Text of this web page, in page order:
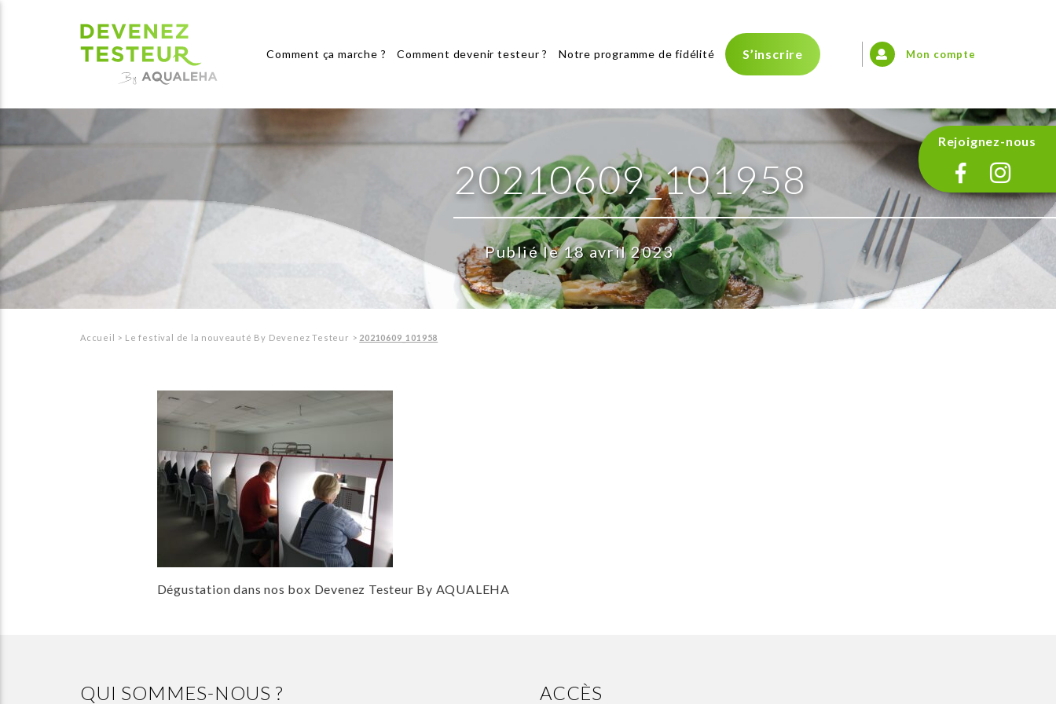
Comment ça marche ? Comment devenir testeur ? Notre programme de fidélité S’inscrire Mon compte
Rejoignez-nous
20210609_101958
Publié le 18 avril 2023
Accueil > Le festival de la nouveauté By Devenez Testeur > 20210609_101958
Dégustation dans nos box Devenez Testeur By AQUALEHA
QUI SOMMES-NOUS ? ACCÈS